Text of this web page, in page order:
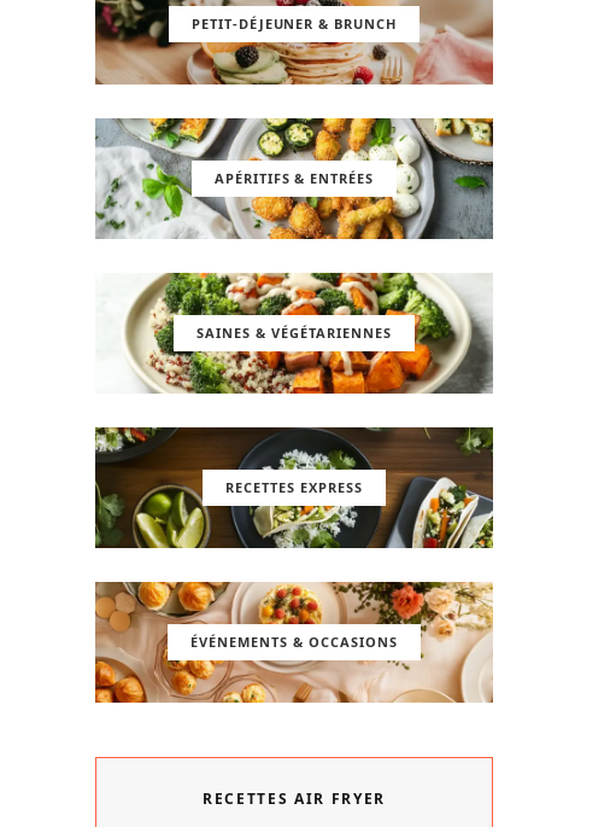
PETIT-DÉJEUNER & BRUNCH
APÉRITIFS & ENTRÉES
SAINES & VÉGÉTARIENNES
RECETTES EXPRESS
ÉVÉNEMENTS & OCCASIONS
RECETTES AIR FRYER